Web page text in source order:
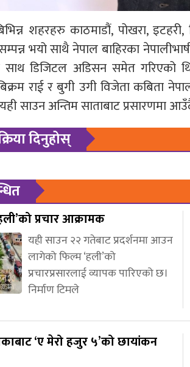
शहरहरु काठमाडौं, पोखरा,
भयो साथै नेपाल बाहिरका
डिजिटल अडिसन समेत गरिएको
राई र बुगी उगी विजेता कबिता
साउन अन्तिम साताबाट प्रसारणमा
दिनुहोस्
प्रचार आक्रामक
यही साउन २२ गतेबाट प्रदर्शनमा आउन
लागेको फिल्म ‘हली’को
प्रचारप्रसारलाई व्यापक पारिएको छ।
निर्माण टिमले
‘ए मेरो हजुर ५’को छायांकन